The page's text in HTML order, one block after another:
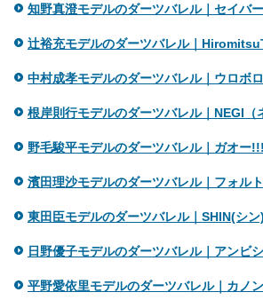
知野真澄モデルのダーツバレル｜セイバ
辻裕充モデルのダーツバレル｜
中村成孝モデルのダーツバレル｜ウロボ
根岸則行モデルのダーツバレル｜NEGI（
野毛駿平モデルのダーツバレル｜ガオー
濱田理沙モデルのダーツバレル｜フォル
東田臣モデルのダーツバレル｜SHIN(シ
日野優子モデルのダーツバレル｜アンビ
平野愛依里モデルのダーツバレル｜カノ